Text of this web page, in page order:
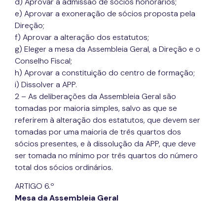
e) Aprovar a exoneração de sócios proposta pela
Direção;
f) Aprovar a alteração dos estatutos;
g) Eleger a mesa da Assembleia Geral, a Direção e o
Conselho Fiscal;
h) Aprovar a constituição do centro de formação;
i) Dissolver a APP.
2 – As deliberações da Assembleia Geral são
tomadas por maioria simples, salvo as que se
referirem à alteração dos estatutos, que devem ser
tomadas por uma maioria de três quartos dos
sócios presentes, e à dissolução da APP, que deve
ser tomada no mínimo por três quartos do número
total dos sócios ordinários.
ARTIGO 6.º
Mesa da Assembleia Geral